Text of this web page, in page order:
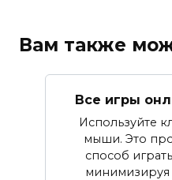
Вам также
Все игры
Используйте
мыши. Это
способ
минимизируя